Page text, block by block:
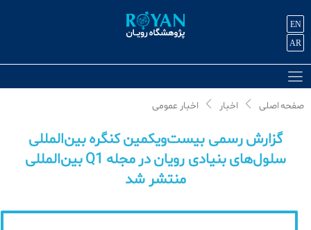
EN
AR
صفحه اصلی اخبار اخبار عمومی
گزارش رسمی بیست‌ویکمین کنگره بین‌المللی
سلول‌های بنیادی رویان در مجله Q1 بین‌المللی
منتشر شد